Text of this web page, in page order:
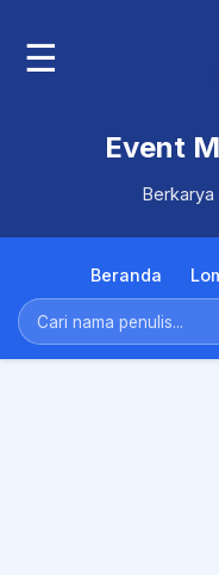
☰
Event
Berkarya
Beranda